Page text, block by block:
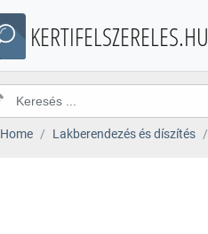
KERTIFELSZERELES.HU
Home Lakberendezés és díszítés